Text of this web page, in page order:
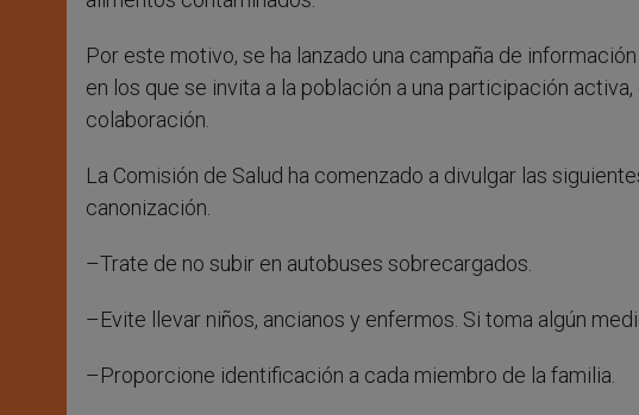
Por este motivo, se ha lanzado una campaña de
en los que se invita a la población a una participación
colaboración.
La Comisión de Salud ha comenzado a divulgar las
canonización.
–Trate de no subir en autobuses sobrecargados.
–Evite llevar niños, ancianos y enfermos. Si toma algún
–Proporcione identificación a cada miembro de la familia.